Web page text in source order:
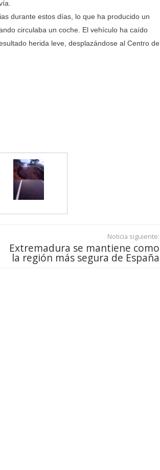
durante estos días, lo que ha producido un
circulaba un coche. El vehículo ha caído
herida leve, desplazándose al Centro de
Noticia siguiente:
Extremadura se mantiene como
la región más segura de España